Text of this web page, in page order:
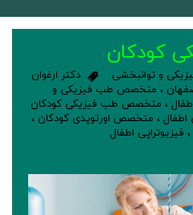
کودکان
و توانبخشی
دکتر ارغوان
، متخصص طب فیزیکی و
، متخصص طب فیزیکی کودکان
، متخصص اورتوپدی کودکان ،
، فیزیوتراپی اطفال